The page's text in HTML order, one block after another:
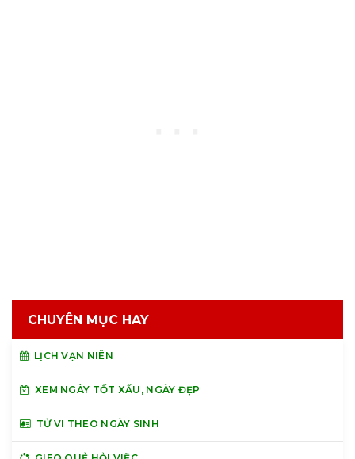
CHUYÊN MỤC HAY
LỊCH VẠN NIÊN
XEM NGÀY TỐT XẤU, NGÀY ĐẸP
TỬ VI THEO NGÀY SINH